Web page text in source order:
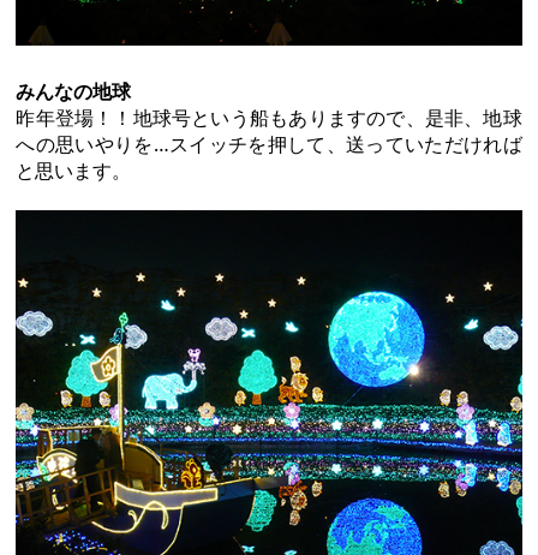
みんなの地球
昨年登場！！地球号という船もありますので、是非、地球
への思いやりを…スイッチを押して、送っていただければ
と思います。